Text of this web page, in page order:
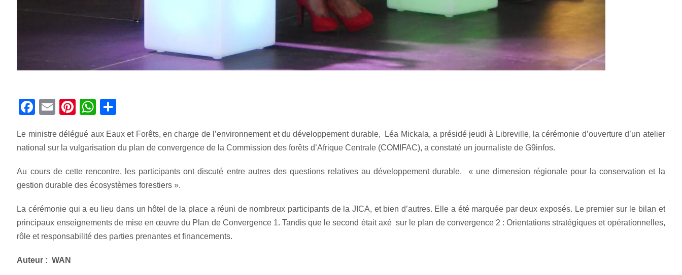
Facebook
Email PinterestWhatsApp
Le ministre délégué aux Eaux et Forêts, en charge de l’environnement et du développement durable, Léa Mickala, a présidé jeudi à Libreville, la cérémonie d’ouverture d’un atelier
national sur la vulgarisation du plan de convergence de la Commission des forêts d’Afrique Centrale (COMIFAC), a constaté un journaliste de G9infos.
Au cours de cette rencontre, les participants ont discuté entre autres des questions relatives au développement durable, « une dimension régionale pour la conservation et la
gestion durable des écosystèmes forestiers ».
La cérémonie qui a eu lieu dans un hôtel de la place a réuni de nombreux participants de la JICA, et bien d’autres. Elle a été marquée par deux exposés. Le premier sur le bilan et
principaux enseignements de mise en œuvre du Plan de Convergence 1. Tandis que le second était axé sur le plan de convergence 2 : Orientations stratégiques et opérationnelles,
rôle et responsabilité des parties prenantes et financements.
Auteur : WAN